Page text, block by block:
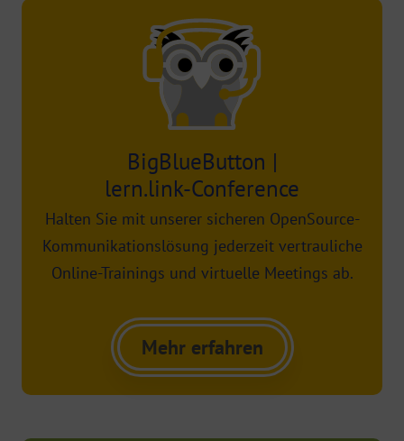
BigBlueButton |
lern.link-Conference
Halten Sie mit unserer sicheren OpenSource-
Kommunikationslösung jederzeit vertrauliche
Online-Trainings und virtuelle Meetings ab.
Mehr erfahren